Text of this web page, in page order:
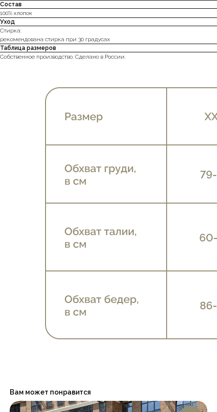
Состав
100% хлопок
Уход
Стирка:
рекомендована стирка при 30 градусах
Таблица размеров
Собственное производство. Сделано в России.
Вам может понравится